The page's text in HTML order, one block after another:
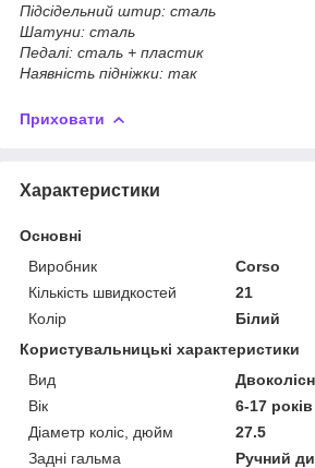
Підсідельний штир: сталь
Шатуни: сталь
Педалі: сталь + пластик
Наявність підніжки: так
Приховати
Характеристики
Основні
Виробник
Corso
Кількість швидкостей
21
Колір
Білий
Користувальницькі характеристики
Вид
Вік
6-17 років
Діаметр коліс, дюйм
27.5
Задні гальма
Ручний